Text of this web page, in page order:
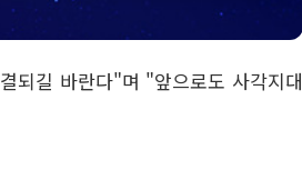
되길 바란다"며 "앞으로도 사각지대